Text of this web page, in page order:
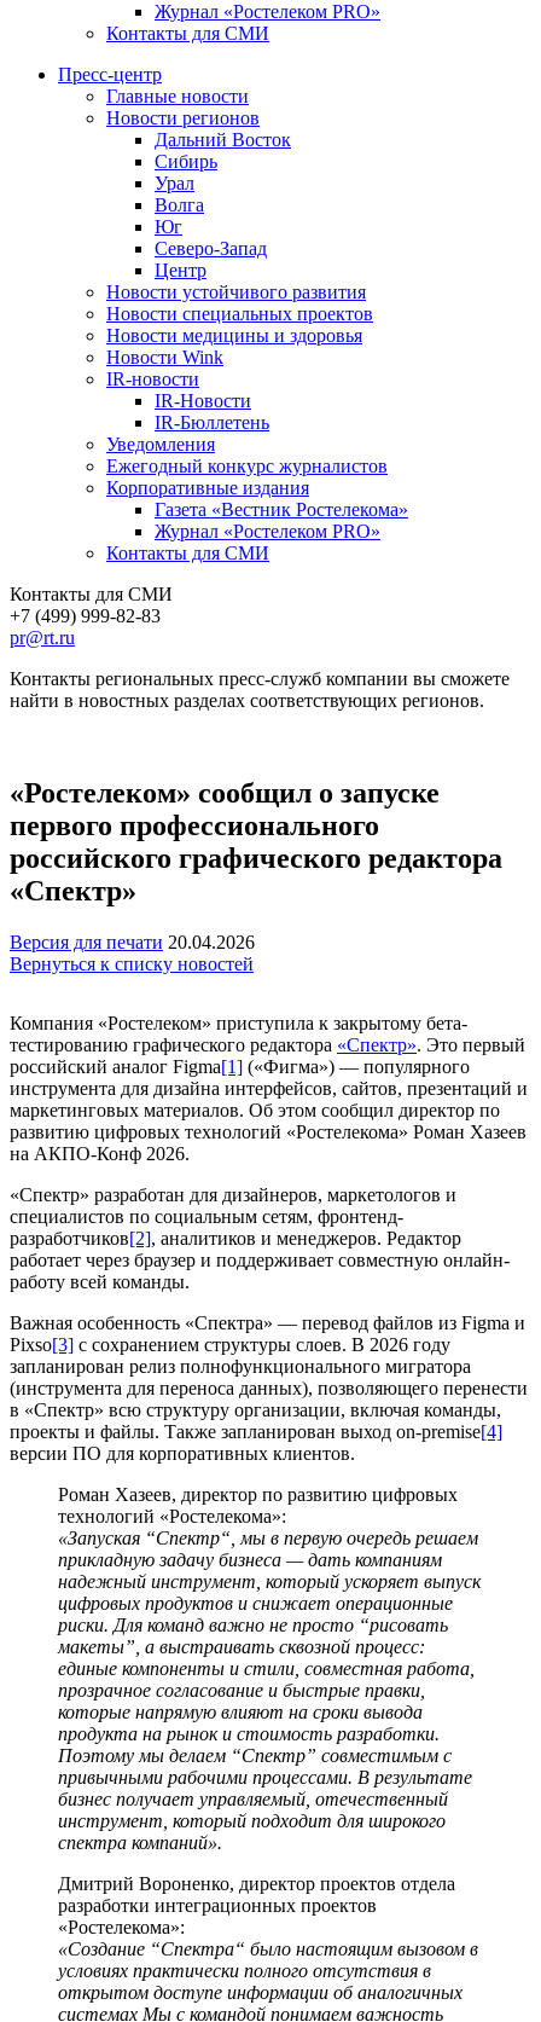
Журнал «Ростелеком PRO»
Контакты для СМИ
Пресс-центр
Главные новости
Новости регионов
Дальний Восток
Сибирь
Урал
Волга
Юг
Северо-Запад
Центр
Новости устойчивого развития
Новости специальных проектов
Новости медицины и здоровья
Новости Wink
IR-новости
IR-Новости
IR-Бюллетень
Уведомления
Ежегодный конкурс журналистов
Корпоративные издания
Газета «Вестник Ростелекома»
Журнал «Ростелеком PRO»
Контакты для СМИ
Контакты для СМИ
+7 (499) 999-82-83
pr@rt.ru
Контакты региональных пресс-служб компании вы сможете
найти в новостных разделах соответствующих регионов.
«Ростелеком» сообщил о запуске
первого профессионального
российского графического редактора
«Спектр»
Версия для печати 20.04.2026
Вернуться к списку новостей
Компания «Ростелеком» приступила к закрытому бета-
тестированию графического редактора «Спектр». Это первый
российский аналог Figma[1] («Фигма») — популярного
инструмента для дизайна интерфейсов, сайтов, презентаций и
маркетинговых материалов. Об этом сообщил директор по
развитию цифровых технологий «Ростелекома» Роман Хазеев
на АКПО-Конф 2026.
«Спектр» разработан для дизайнеров, маркетологов и
специалистов по социальным сетям, фронтенд-
разработчиков[2], аналитиков и менеджеров. Редактор
работает через браузер и поддерживает совместную онлайн-
работу всей команды.
Важная особенность «Спектра» — перевод файлов из Figma и
Pixso[3] с сохранением структуры слоев. В 2026 году
запланирован релиз полнофункционального мигратора
(инструмента для переноса данных), позволяющего перенести
в «Спектр» всю структуру организации, включая команды,
проекты и файлы. Также запланирован выход on-premise[4]
версии ПО для корпоративных клиентов.
Роман Хазеев, директор по развитию цифровых
технологий «Ростелекома»:
«Запуская “Спектр“, мы в первую очередь решаем
прикладную задачу бизнеса — дать компаниям
надежный инструмент, который ускоряет выпуск
цифровых продуктов и снижает операционные
риски. Для команд важно не просто “рисовать
макеты”, а выстраивать сквозной процесс:
единые компоненты и стили, совместная работа,
прозрачное согласование и быстрые правки,
которые напрямую влияют на сроки вывода
продукта на рынок и стоимость разработки.
Поэтому мы делаем “Спектр” совместимым с
привычными рабочими процессами. В результате
бизнес получает управляемый, отечественный
инструмент, который подходит для широкого
спектра компаний».
Дмитрий Вороненко, директор проектов отдела
разработки интеграционных проектов
«Ростелекома»:
«Создание “Спектра“ было настоящим вызовом в
условиях практически полного отсутствия в
открытом доступе информации об аналогичных
системах Мы с командой понимаем важность